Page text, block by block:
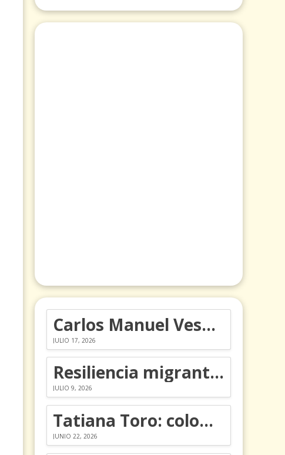
Carlos Manuel Vesga lleva el nombre de Colombia a los Emmy
JULIO 17, 2026
Resiliencia migrante: 5 emociones y cómo gestionarlas
JULIO 9, 2026
Tatiana Toro: colombiana que cambió la historia de las matemáticas
JUNIO 22, 2026